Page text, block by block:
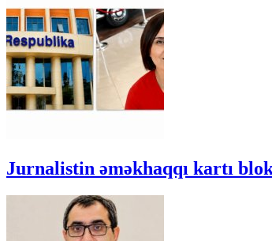
Jurnalistin əməkhaqqı kartı